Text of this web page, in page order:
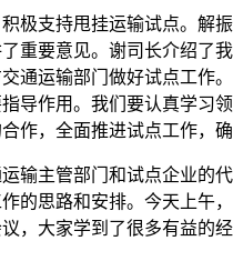
支持甩挂运输试点。解振
重要意见。谢司长介绍了
通运输部门做好试点工作
导作用。我们要认真学习
作，全面推进试点工作，
主管部门和试点企业的代
的思路和安排。今天上午
，大家学到了很多有益的